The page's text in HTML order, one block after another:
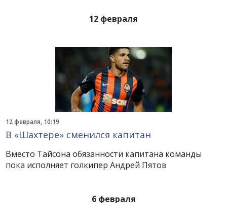
12 февраля
12 февраля, 10:19
В «Шахтере» сменился капитан
Вместо Тайсона обязанности капитана команды
пока исполняет голкипер Андрей Пятов
6 февраля